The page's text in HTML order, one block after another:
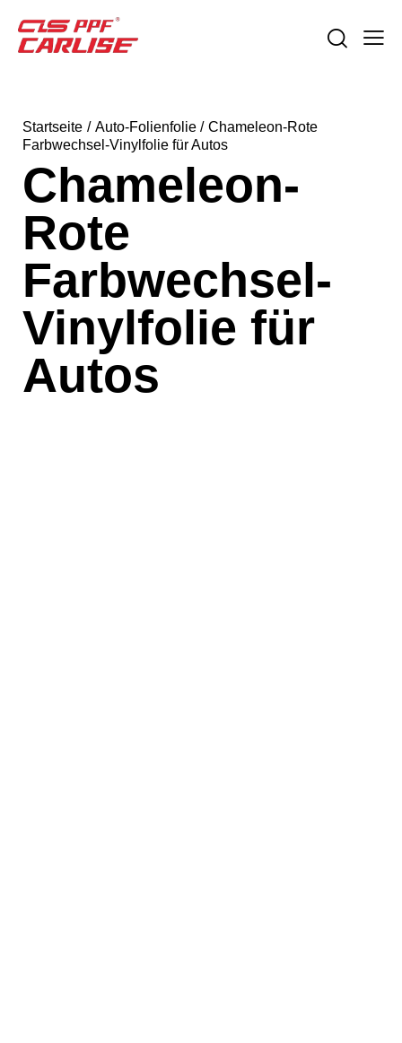
Startseite Auto-Folienfolie
Chameleon-Rote
Farbwechsel-Vinylfolie für Autos
Chameleon-
Rote
Farbwechsel-
Vinylfolie für
Autos